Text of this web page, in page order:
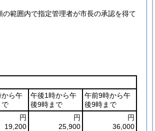
範囲内で指定管理者が市長の承認を得て
ら午
で
午後1時から午
後9時まで
午前9時から午
後9時まで
円
19,200
円
25,900
円
36,000